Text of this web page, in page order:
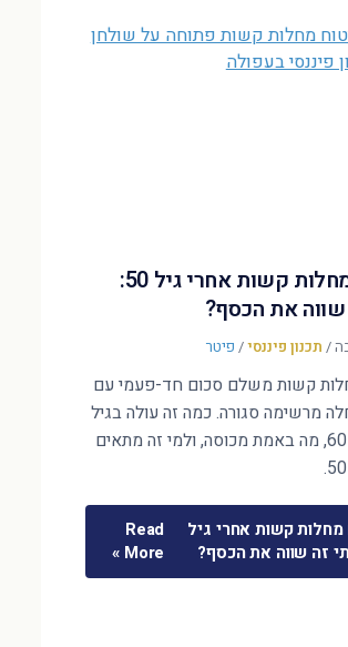
ביטוח מחלות קשות אחרי גיל 50:
את הכסף?
/ תכנון פיננסי/ פיטר
קשות משלם סכום חד-פעמי עם
מרשימה סגורה. כמה זה עולה בגיל
55 ובגיל 60, מה באמת מכוסה, ולמי זה מתאים
מחלות קשות אחרי גיל
Read
More »